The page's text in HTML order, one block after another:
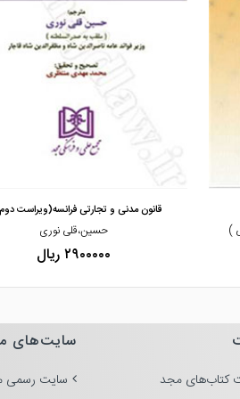
)
قانون مدنی و تجارتی فرانسه(ویراست
حسین،قلی نوری
۲۹۰۰۰۰۰ ریال
کتاب‌های مجد
سایت‌های
سایت رسمی